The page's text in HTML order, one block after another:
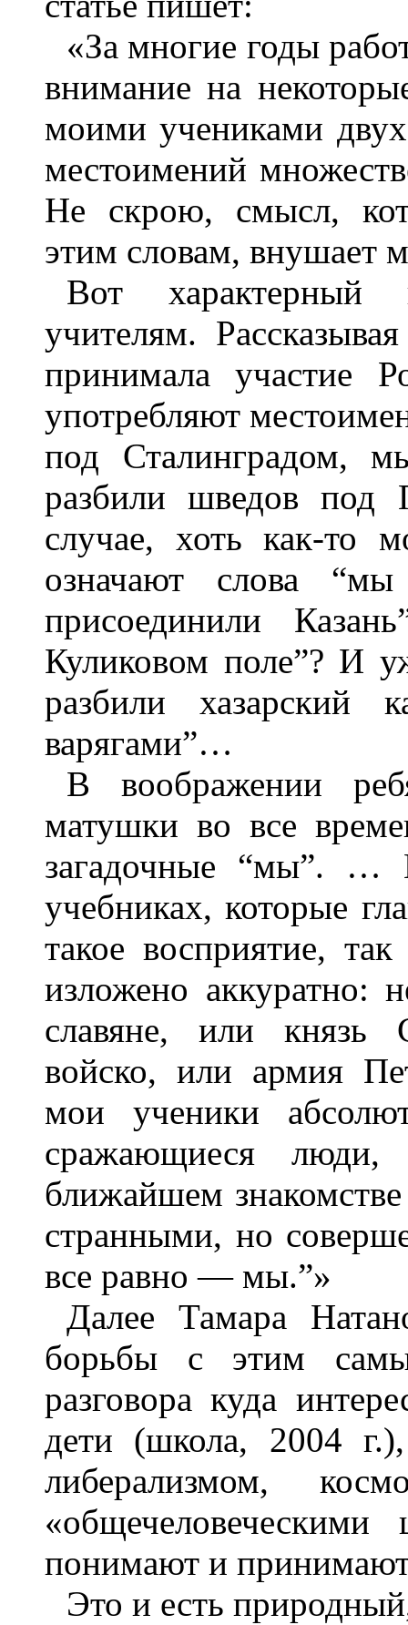
«За многие годы
внимание на
моими учениками
местоимений
Не скрою, смысл,
этим словам, внушает
Вот характерный
учителям.
принимала участие
употребляют
под Сталинградом,
разбили шведов под
случае, хоть как-то
означают слова
присоединили
Куликовом поле”? И
разбили хазарский
варягами”…
В воображении
матушки во все
загадочные “мы”.
учебниках, которые
такое восприятие,
изложено аккуратно:
славяне, или князь
войско, или армия
мои ученики
сражающиеся
ближайшем
странными, но
все равно — мы.”»
Далее Тамара
борьбы с этим
разговора куда
дети (школа, 2004
либерализмом,
«общечеловеческими
понимают и
Это и есть